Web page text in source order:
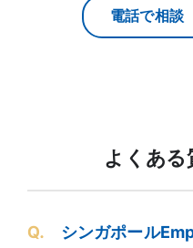
電話で相
よくある
Q. シンガポール